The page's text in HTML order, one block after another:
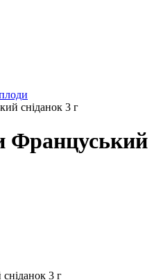
сніданок 3 г
Француський